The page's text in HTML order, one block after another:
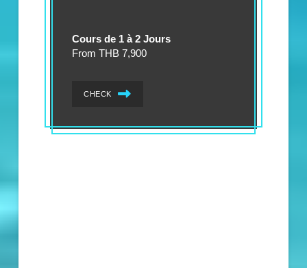
Cours de 1 à 2 Jours
From THB 7,900
CHECK